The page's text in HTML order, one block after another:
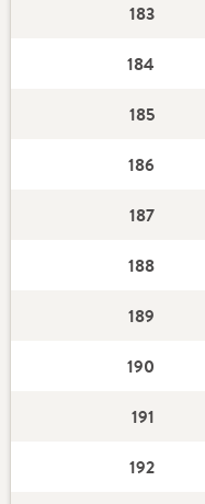
183
184
185
186
187
188
189
190
191
192